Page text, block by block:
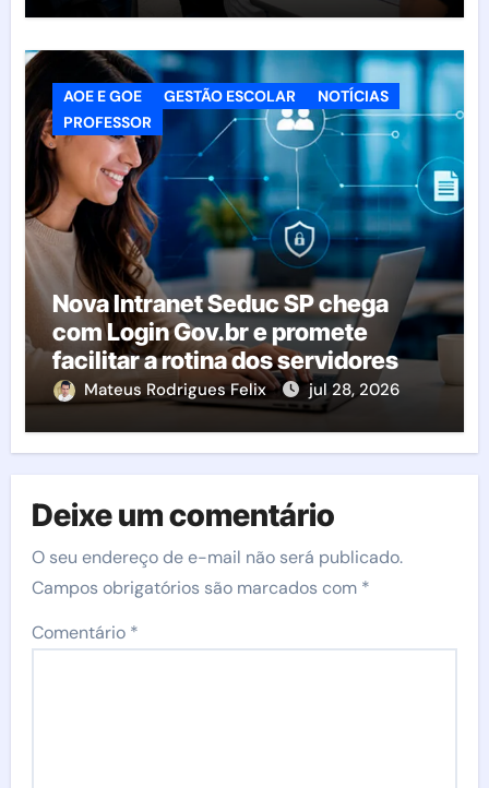
AOE E GOE GESTÃO ESCOLAR
NOTÍCIAS
PROFESSOR
Nova Intranet Seduc SP chega
com Login Gov.br e promete
facilitar a rotina dos servidores
Mateus Rodrigues Felix jul 28, 2026
Deixe um comentário
O seu endereço de e-mail não será publicado.
Campos obrigatórios são marcados com *
Comentário *